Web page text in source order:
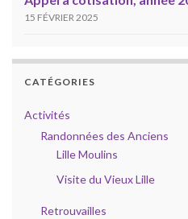
15 FÉVRIER 2025
CATÉGORIES
Activités
Randonnées des Anciens
Lille Moulins
Visite du Vieux Lille
Retrouvailles